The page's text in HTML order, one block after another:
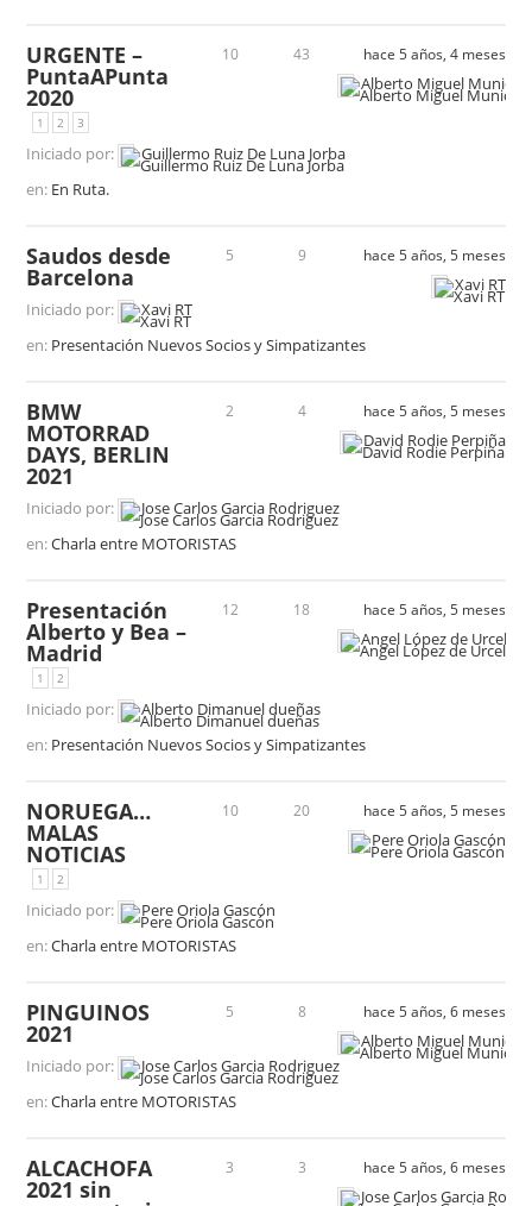
URGENTE –
PuntaAPunta
2020
1 2 3
Iniciado por:
Guillermo Ruiz De Luna Jorba
en: En Ruta.
10 43 hace 5 años, 4 meses
Alberto Miguel Municio
Saudos desde
Barcelona
Iniciado por:
Xavi RT
en: Presentación Nuevos Socios y Simpatizantes
5 9 hace 5 años, 5 meses
Xavi RT
BMW
MOTORRAD
DAYS, BERLIN
2021
Iniciado por:
Jose Carlos Garcia Rodriguez
en:Charla entre MOTORISTAS
2 4 hace 5 años, 5 meses
David Rodie Perpiña
Presentación
Alberto y Bea –
Madrid
1 2
Iniciado por:
Alberto Dimanuel dueñas
en: Presentación Nuevos Socios y Simpatizantes
12 18 hace 5 años, 5 meses
Angel López de Urcelay
NORUEGA…
MALAS
NOTICIAS
1 2
Iniciado por:
Pere Oriola Gascón
en:Charla entre MOTORISTAS
10 20 hace 5 años, 5 meses
Pere Oriola Gascón
PINGUINOS
2021
Iniciado por:
Jose Carlos Garcia Rodriguez
en:Charla entre MOTORISTAS
5 8 hace 5 años, 6 meses
Alberto Miguel Municio
ALCACHOFA
2021 sin
3 3 hace 5 años, 6 meses
Jose Carlos Garcia